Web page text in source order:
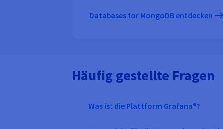
Databases for MongoDB entdecken
Häufig gestellte Fragen
Was ist die Plattform Grafana®?